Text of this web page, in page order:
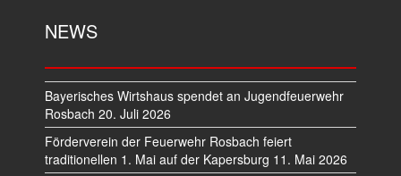
NEWS
Bayerisches Wirtshaus spendet an Jugendfeuerwehr
Rosbach 20. Juli 2026
Förderverein der Feuerwehr Rosbach feiert
traditionellen 1. Mai auf der Kapersburg 11. Mai 2026